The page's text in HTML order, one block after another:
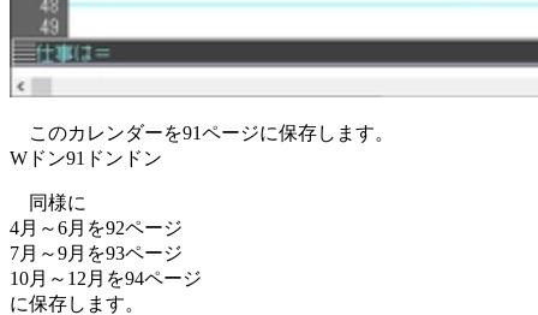
このカレンダーを91ページに保存します。
Wドン91ドンドン
同様に
4月～6月を92ページ
7月～9月を93ページ
10月～12月を94ページ
に保存します。